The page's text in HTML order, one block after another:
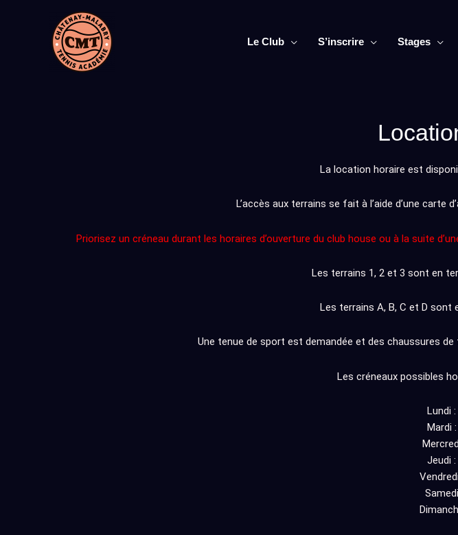
Le Club S’inscrire Stages
La location horaire est
L’accès aux terrains se fait à l’aide d’une carte
Priorisez un créneau durant les horaires d’ouverture du club house ou à la suite
Les terrains 1, 2 et 3 sont en
Les terrains A, B, C et D sont
Une tenue de sport est demandée et des chaussures
Les créneaux possibles
Lundi
Mardi
Jeudi